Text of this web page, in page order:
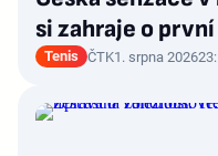
si zahraje o
Tenis ČTK1. srpna 2026